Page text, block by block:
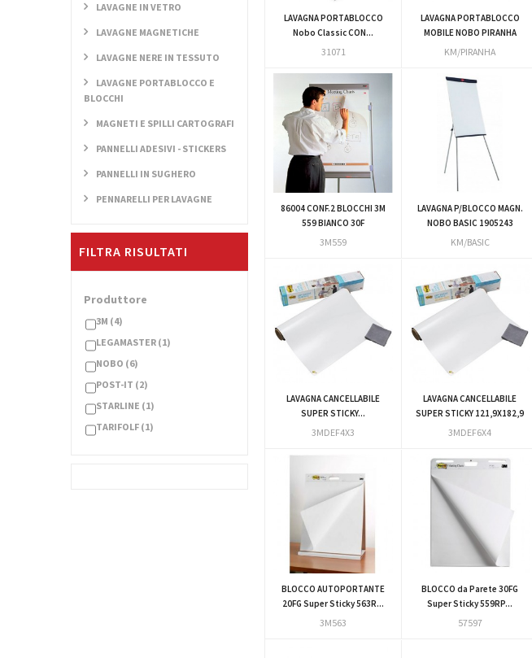
LAVAGNE IN VETRO
LAVAGNE MAGNETICHE
LAVAGNE NERE IN TESSUTO
LAVAGNE PORTABLOCCO E
BLOCCHI
MAGNETI E SPILLI CARTOGRAFI
PANNELLI ADESIVI - STICKERS
PANNELLI IN SUGHERO
PENNARELLI PER LAVAGNE
FILTRA RISULTATI
Produttore
3M (4)
LEGAMASTER (1)
NOBO (6)
POST-IT (2)
STARLINE (1)
TARIFOLF (1)
LAVAGNA PORTABLOCCO
Nobo Classic CON...
31071
LAVAGNA PORTABLOCCO
MOBILE NOBO PIRANHA
KM/PIRANHA
86004 CONF.2 BLOCCHI 3M
559 BIANCO 30F
3M559
LAVAGNA P/BLOCCO MAGN.
NOBO BASIC 1905243
KM/BASIC
LAVAGNA CANCELLABILE
SUPER STICKY...
3MDEF4X3
LAVAGNA CANCELLABILE
SUPER STICKY 121,9X182,9
3MDEF6X4
BLOCCO AUTOPORTANTE
20FG Super Sticky 563R...
3M563
BLOCCO da Parete 30FG
Super Sticky 559RP...
57597